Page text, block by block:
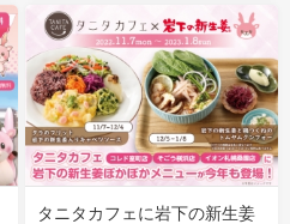
タニタカフェに岩下の新生姜